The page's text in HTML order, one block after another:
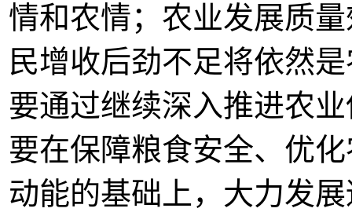
情和农情；农业发展质
民增收后劲不足将依然
要通过继续深入推进农
要在保障粮食安全、优
动能的基础上，大力发